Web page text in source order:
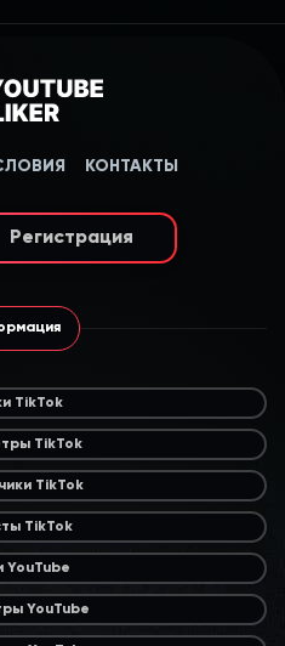
КОНТАКТЫ
Регистрация
TikTok
TikTok
TikTok
TikTok
YouTube
YouTube